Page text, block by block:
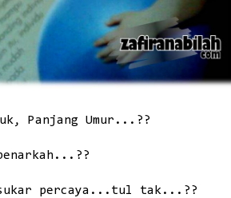
Panjang Umur...??
percaya...tul tak...??